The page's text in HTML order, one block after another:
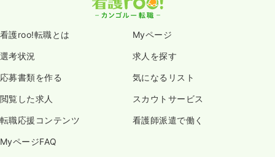
看護roo!転職とは Myページ
選考状況 求人を探す
応募書類を作る 気になるリスト
閲覧した求人 スカウトサービス
転職応援コンテンツ 看護師派遣で働く
MyページFAQ